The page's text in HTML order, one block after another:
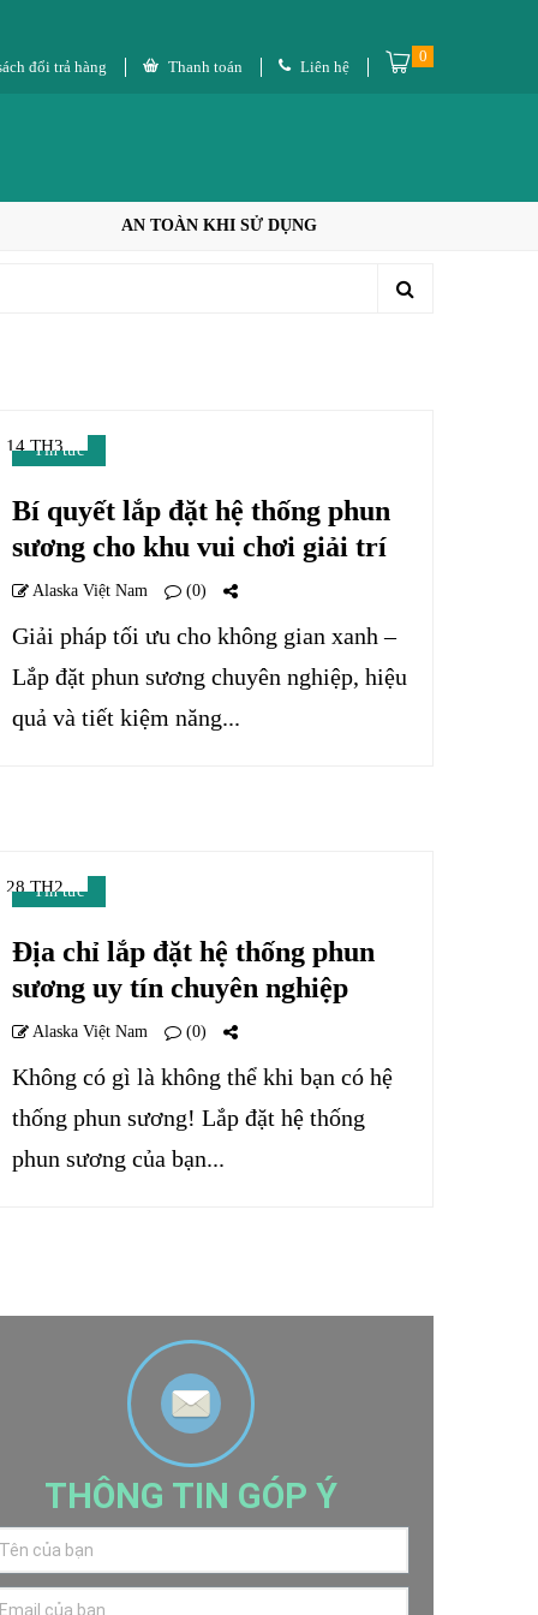
đổi trả hàng Thanh toán Liên hệ
0
AN TOÀN KHI SỬ DỤNG
14 TH3
Tin tức
Bí quyết lắp đặt hệ thống phun
sương cho khu vui chơi giải trí
Alaska Việt Nam (0)
Giải pháp tối ưu cho không gian xanh –
Lắp đặt phun sương chuyên nghiệp, hiệu
quả và tiết kiệm năng...
28 TH2
Tin tức
Địa chỉ lắp đặt hệ thống phun
sương uy tín chuyên nghiệp
Alaska Việt Nam (0)
Không có gì là không thể khi bạn có hệ
thống phun sương! Lắp đặt hệ thống
phun sương của bạn...
THÔNG TIN GÓP Ý